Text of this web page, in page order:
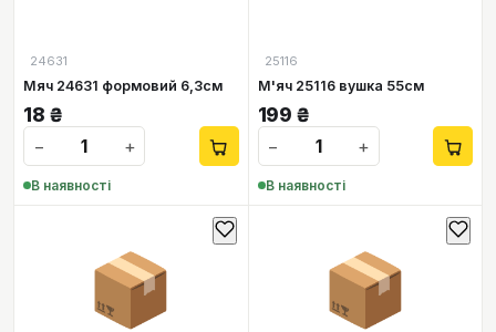
24631
Мяч 24631 формовий 6,3см
18 ₴
−
+
В наявності
25116
М'яч 25116 вушка 55см
199 ₴
−
+
В наявності
📦 📦